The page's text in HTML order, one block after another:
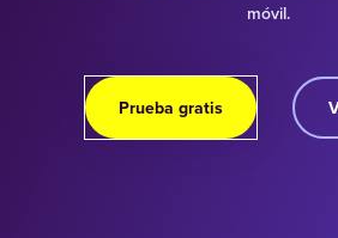
móvil.
Prueba gratis